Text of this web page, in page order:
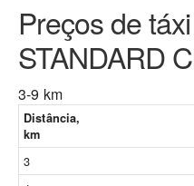
Preços de
STANDARD
3-9 km
Distância,
km
3